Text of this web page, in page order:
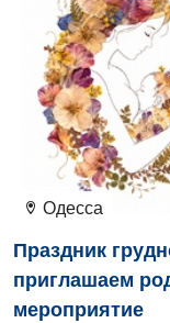
Пульмонология
Ревматология
Сосудистая
Терапия
Урологическое
Одесса
Праздник
приглашаем
мероприятие